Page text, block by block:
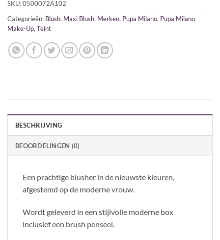
SKU:0500072A102
Categorieën: Blush, Maxi Blush, Merken, Pupa Milano, Pupa Milano
Make-Up, Teint
BESCHRIJVING
BEOORDELINGEN (0)
Een prachtige blusher in de nieuwste kleuren,
afgestemd op de moderne vrouw.
Wordt geleverd in een stijlvolle moderne box
inclusief een brush penseel.